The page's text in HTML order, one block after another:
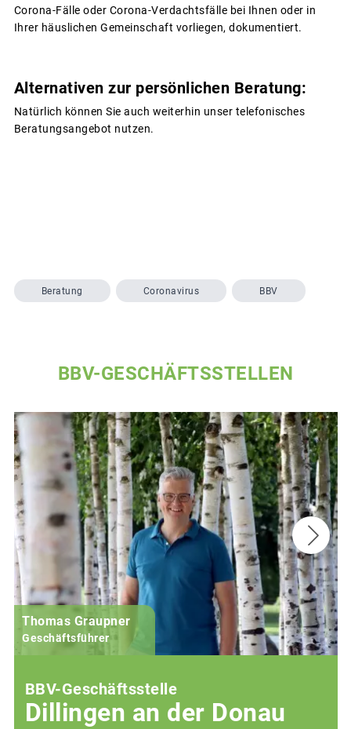
Corona-Fälle oder Corona-Verdachtsfälle bei Ihnen oder in
Ihrer häuslichen Gemeinschaft vorliegen, dokumentiert.
Alternativen zur persönlichen Beratung:
Natürlich können Sie auch weiterhin unser telefonisches
Beratungsangebot nutzen.
Beratung Coronavirus BBV
BBV-GESCHÄFTSSTELLEN
Thomas Graupner
Geschäftsführer
BBV-Geschäftsstelle
Dillingen an der Donau